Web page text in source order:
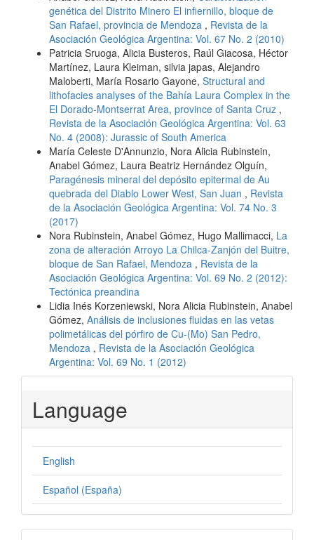
genética del Distrito Minero El infiernillo, bloque de
San Rafael, provincia de Mendoza , Revista de la
Asociación Geológica Argentina: Vol. 67 No. 2 (2010)
Patricia Sruoga, Alicia Busteros, Raúl Giacosa, Héctor
Martínez, Laura Kleiman, silvia japas, Alejandro
Maloberti, María Rosario Gayone, Structural and
lithofacies analyses of the Bahía Laura Complex in the
El Dorado-Montserrat Area, province of Santa Cruz ,
Revista de la Asociación Geológica Argentina: Vol. 63
No. 4 (2008): Jurassic of South America
María Celeste D'Annunzio, Nora Alicia Rubinstein,
Anabel Gómez, Laura Beatriz Hernández Olguín,
Paragénesis mineral del depósito epitermal de Au
quebrada del Diablo Lower West, San Juan , Revista
de la Asociación Geológica Argentina: Vol. 74 No. 3
(2017)
Nora Rubinstein, Anabel Gómez, Hugo Mallimacci, La
zona de alteración Arroyo La Chilca-Zanjón del Buitre,
bloque de San Rafael, Mendoza , Revista de la
Asociación Geológica Argentina: Vol. 69 No. 2 (2012):
Tectónica preandina
Lidia Inés Korzeniewski, Nora Alicia Rubinstein, Anabel
Gómez, Análisis de inclusiones fluidas en las vetas
polimetálicas del pórfiro de Cu-(Mo) San Pedro,
Mendoza , Revista de la Asociación Geológica
Argentina: Vol. 69 No. 1 (2012)
Language
English
Español (España)